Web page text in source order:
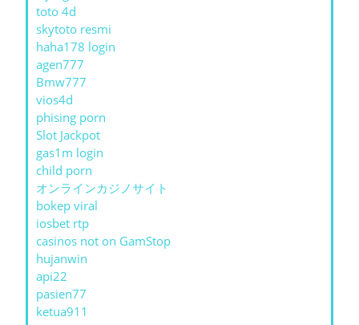
toto 4d
skytoto resmi
haha178 login
agen777
Bmw777
vios4d
phising porn
Slot Jackpot
gas1m login
child porn
オンラインカジノサイト
bokep viral
iosbet rtp
casinos not on GamStop
hujanwin
api22
pasien77
ketua911